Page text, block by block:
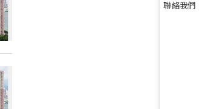
聯絡我們